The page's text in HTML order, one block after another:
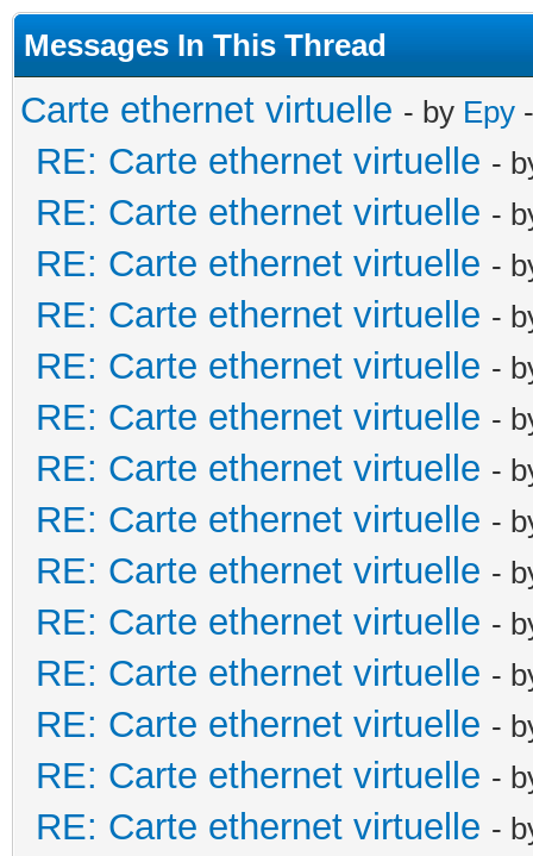
Messages In This Thread
Carte ethernet virtuelle - by Epy
RE: Carte ethernet virtuelle -
RE: Carte ethernet virtuelle -
RE: Carte ethernet virtuelle -
RE: Carte ethernet virtuelle -
RE: Carte ethernet virtuelle -
RE: Carte ethernet virtuelle -
RE: Carte ethernet virtuelle -
RE: Carte ethernet virtuelle -
RE: Carte ethernet virtuelle -
RE: Carte ethernet virtuelle -
RE: Carte ethernet virtuelle -
RE: Carte ethernet virtuelle -
RE: Carte ethernet virtuelle -
RE: Carte ethernet virtuelle -